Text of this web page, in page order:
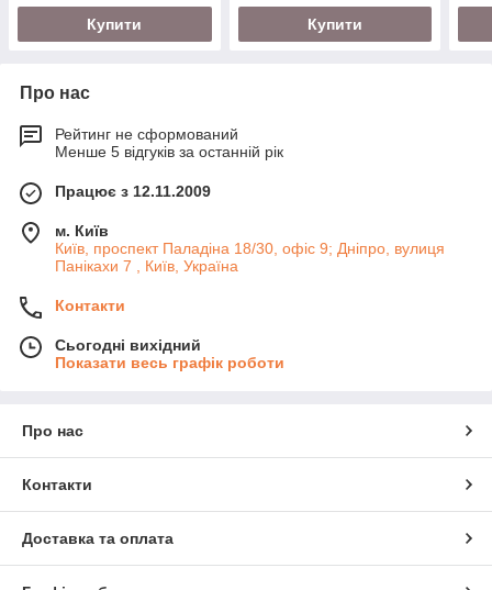
Купити Купити
Про нас
Рейтинг не сформований
Менше 5 відгуків за останній рік
Працює з 12.11.2009
м. Київ
Київ, проспект Паладіна 18/30, офіс 9; Дніпро, вулиця
Панікахи 7 , Київ, Україна
Контакти
Сьогодні вихідний
Показати весь графік роботи
Про нас
Контакти
Доставка та оплата